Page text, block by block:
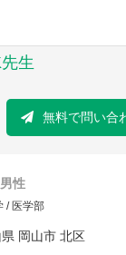
生
無料で問い合
性
/ 医学部
県 岡山市 北区